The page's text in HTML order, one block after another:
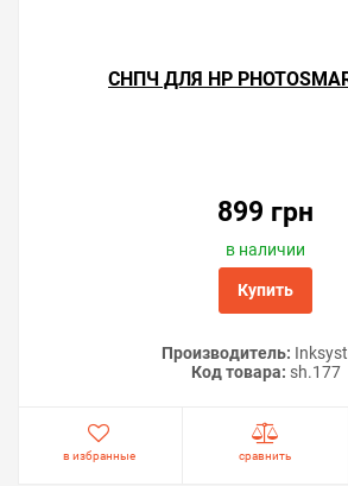
СНПЧ ДЛЯ HP
899 грн
в наличии
Купить
Производитель:
Код товара: sh.177
в избранные сравнить